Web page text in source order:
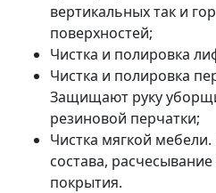
вертикальных так и
поверхностей;
Чистка и полировка
Чистка и полировка
Защищают руку
резиновой перчатки;
Чистка мягкой
состава,
покрытия.